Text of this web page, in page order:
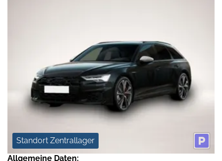
Standort Zentrallager
Allgemeine Daten: